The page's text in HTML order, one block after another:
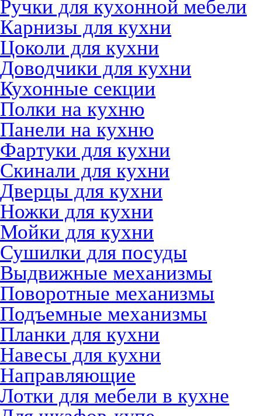
Ручки для кухонной мебели
Карнизы для кухни
Цоколи для кухни
Доводчики для кухни
Кухонные секции
Полки на кухню
Панели на кухню
Фартуки для кухни
Скинали для кухни
Дверцы для кухни
Ножки для кухни
Мойки для кухни
Сушилки для посуды
Выдвижные механизмы
Поворотные механизмы
Подъемные механизмы
Планки для кухни
Навесы для кухни
Направляющие
Лотки для мебели в кухне